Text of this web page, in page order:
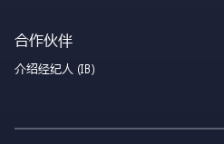
合作伙伴
介绍经纪人 (IB)